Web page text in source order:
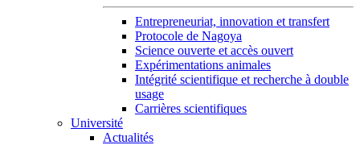
Entrepreneuriat, innovation et transfert
Protocole de Nagoya
Science ouverte et accès ouvert
Expérimentations animales
Intégrité scientifique et recherche à double
usage
Carrières scientifiques
Université
Actualités